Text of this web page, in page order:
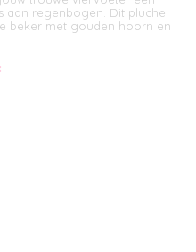
aan regenbogen. Dit pluche
beker met gouden hoorn en